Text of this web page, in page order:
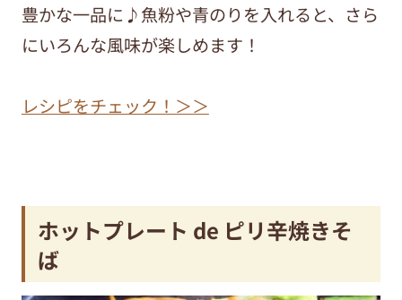
豊かな一品に♪魚粉や青のりを入れると、さら
にいろんな風味が楽しめます！
レシピをチェック！＞＞
ホットプレート de ピリ辛焼きそ
ば